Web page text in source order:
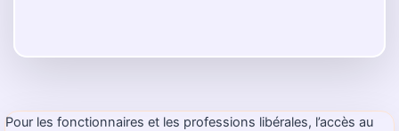
Pour les fonctionnaires et les professions libérales, l’accès au